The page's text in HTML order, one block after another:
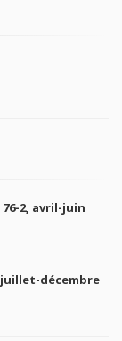
2, avril-juin
juillet-décembre